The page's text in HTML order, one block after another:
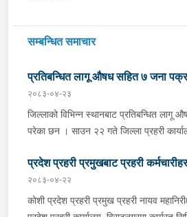
सम्बन्धित समाचार
प्रतिबन्धित लागू औषध सहित ७ जना
२०८३-०४-२३
जिल्लाको विभिन्न स्थानबाट प्रतिबन्धित लागू
परेका छन । साउन २२ गते जिल्ला प्रहरी कार्यालय खोटाङबाट खटिएको
स्थित मध्यपहाडी लोकमार्गको जंगलमा शंकास्पद
प्र.१-०२-००२ ख ००८३ नम्बरको ट्रक चेकजाँच
पछाडिको डालाको बिचमा फल्स बटम बनाई
१३ सय १५ किलो गाँजा फेला पारी ट्रक नियन्त्रणमा
प्रदेश प्रहरी प्रमुखबाट प्रहरी
भेटघाट तथा अन्तरक्रिया
२०८३-०४-२२
कोशी प्रदेश प्रहरी प्रमुख प्रहरी नायव